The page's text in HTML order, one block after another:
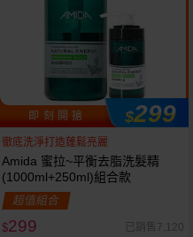
即 刻 開 搶 $299
徹底洗淨打造蓬鬆亮麗
Amida 蜜拉~平衡去脂洗髮精
(1000ml+250ml)組合款
超值組合
$299 已銷售7,120